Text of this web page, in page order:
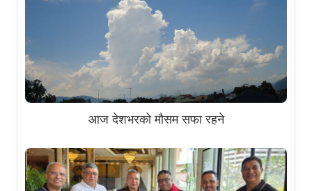
आज देशभरको मौसम सफा रहने